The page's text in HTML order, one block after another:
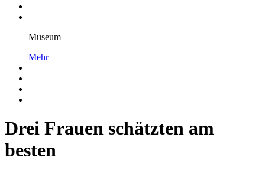
Museum
Mehr
Drei Frauen schätzten am
besten